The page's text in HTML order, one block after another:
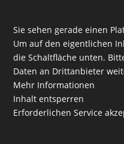
Sie sehen gerade einen
Um auf den eigentlichen
die Schaltfläche unten.
Daten an Drittanbieter
Mehr Informationen
Inhalt entsperren
Erforderlichen Service